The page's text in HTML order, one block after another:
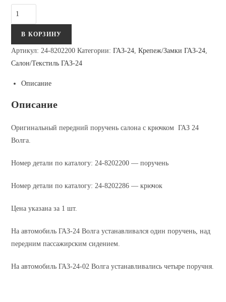
Количество
Поручень
салона
с
крючком-
ГАЗ-24
В КОРЗИНУ
Артикул: 24-8202200 Категории:ГАЗ-24 ,Крепеж/Замки ГАЗ-24
Салон/Текстиль ГАЗ-24
Описание
Описание
Оригинальный передний поручень салона с крючком ГАЗ 24
Волга.
Номер детали по каталогу: 24-8202200 — поручень
Номер детали по каталогу: 24-8202286 — крючок
Цена указана за 1 шт.
На автомобиль ГАЗ-24 Волга устанавливался один поручень, над
передним пассажирским сидением.
На автомобиль ГАЗ-24-02 Волга устанавливались четыре поручня.